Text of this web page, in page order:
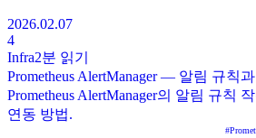
2026.02.07
4
Infra2분 읽기
Prometheus AlertManager — 알림 규칙
Prometheus AlertManager의 알림 규칙
연동 방법.
#